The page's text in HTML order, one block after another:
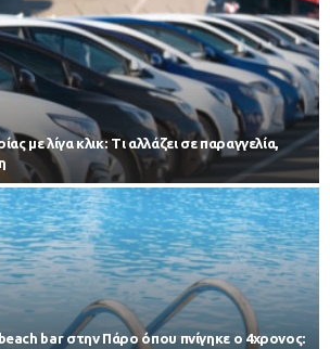
με λίγα κλικ: Τι αλλάζει σε παραγγελία,
bar στην Πάρο όπου πνίγηκε ο 4χρονος: